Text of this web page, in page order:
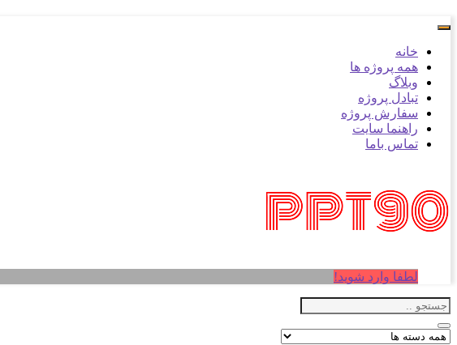
خانه
همه پروژه ها
وبلاگ
تبادل پروژه
سفارش پروژه
راهنما سایت
تماس باما
لطفا وارد شوید!